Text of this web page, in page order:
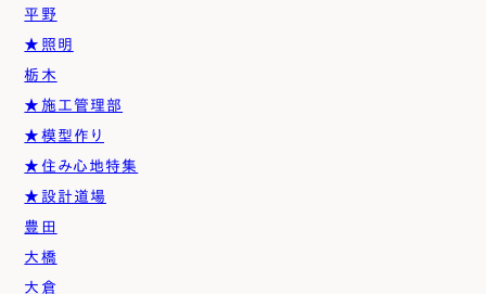
平野
★照明
栃木
★施工管理部
★模型作り
★住み心地特集
★設計道場
豊田
大橋
大倉